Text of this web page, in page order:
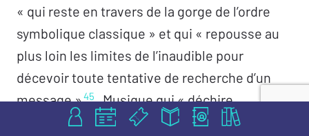
« qui reste en travers de la gorge de l’ordre
symbolique classique » et qui « repousse au
plus loin les limites de l’inaudible pour
décevoir toute tentative de recherche d’un
message »45. Musique qui « déchire
bruyamment l’oreille46
». Le sublime n’y est